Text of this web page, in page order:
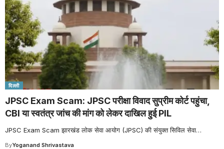
दिल्ली
JPSC Exam Scam: JPSC परीक्षा विवाद सुप्रीम कोर्ट पहुंचा,
CBI या स्वतंत्र जांच की मांग को लेकर दाखिल हुई PIL
JPSC Exam Scam झारखंड लोक सेवा आयोग (JPSC) की संयुक्त सिविल सेवा…
ByYoganand Shrivastava